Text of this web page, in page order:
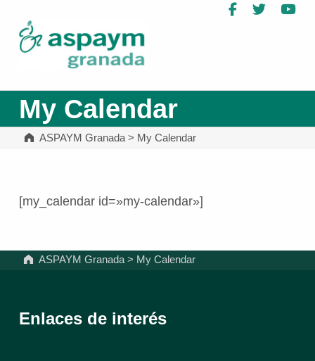
Facebook
Twitter
My Calendar
ASPAYM Granada> My Calendar
[my_calendar id=»my-calendar»]
ASPAYM Granada > My Calendar
Enlaces de interés